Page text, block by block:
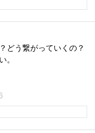
どう繋がっていくの？
。